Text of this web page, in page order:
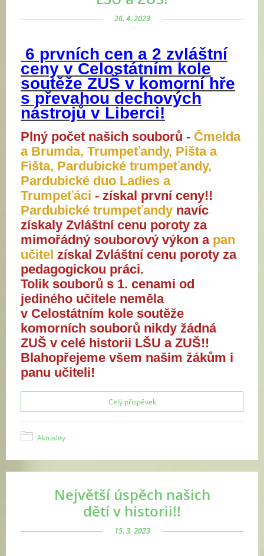
26. 4. 2023
6 prvních cen a 2 zvláštní
ceny v Celostátním kole
soutěže ZUŠ v komorní hře
s převahou dechových
nástrojů v Liberci!
Plný počet našich souborů - Čmelda
a Brumda, Trumpeťandy, Pišta a
Fišta, Pardubické trumpeťandy,
Pardubické duo Ladies a
Trumpeťáci - získal první ceny!!
Pardubické trumpeťandy navíc
získaly Zvláštní cenu poroty za
mimořádný souborový výkon a pan
učitel získal Zvláštní cenu poroty za
pedagogickou práci.
Tolik souborů s 1. cenami od
jediného učitele neměla
v Celostátním kole soutěže
komorních souborů nikdy žádná
ZUŠ v celé historii LŠU a ZUŠ!!
Blahopřejeme všem našim žákům i
panu učiteli!
Celý příspěvek
Aktuality
Největší úspěch našich
dětí v historii!!
15. 3. 2023